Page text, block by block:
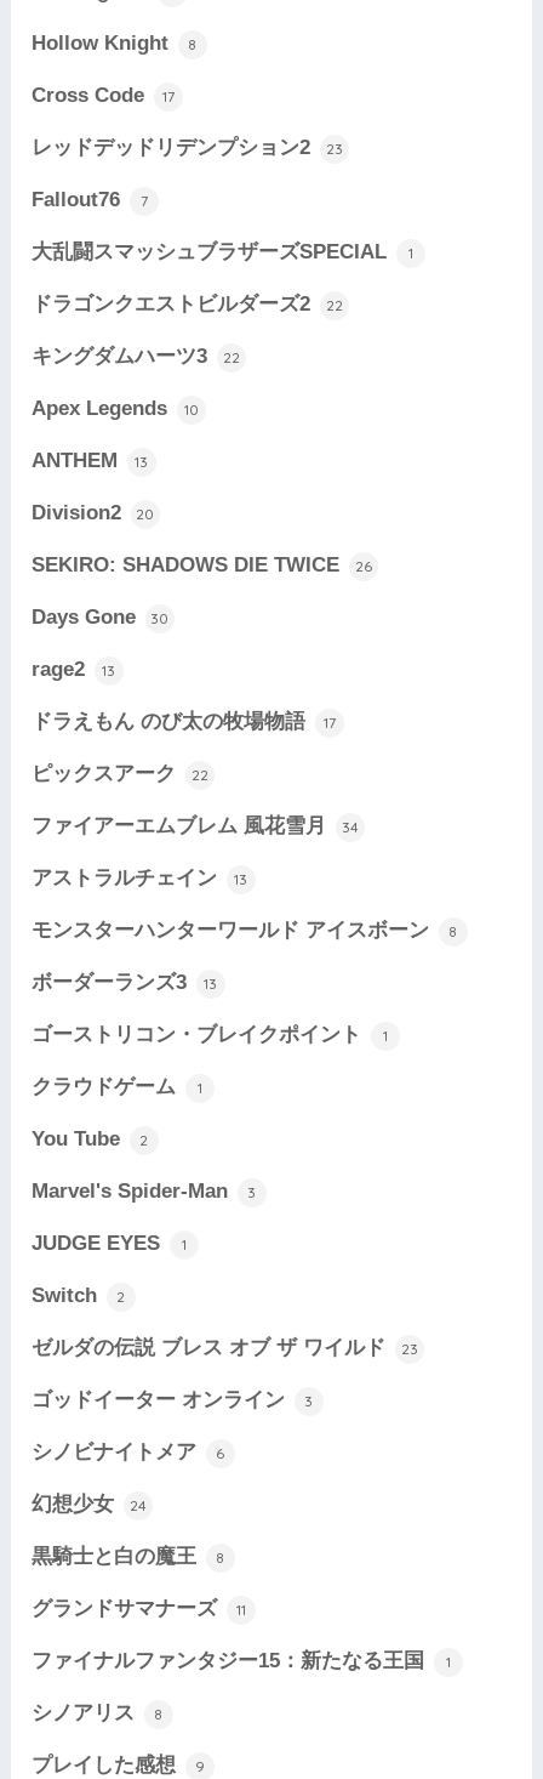
Hollow Knight 8
Cross Code 17
レッドデッドリデンプション2 23
Fallout76 7
大乱闘スマッシュブラザーズSPECIAL 1
ドラゴンクエストビルダーズ2 22
キングダムハーツ3 22
Apex Legends 10
ANTHEM 13
Division2 20
SEKIRO: SHADOWS DIE TWICE 26
Days Gone 30
rage2 13
ドラえもん のび太の牧場物語 17
ピックスアーク 22
ファイアーエムブレム 風花雪月 34
アストラルチェイン 13
モンスターハンターワールド アイスボーン 8
ボーダーランズ3 13
ゴーストリコン・ブレイクポイント 1
クラウドゲーム 1
You Tube 2
Marvel's Spider-Man 3
JUDGE EYES 1
Switch 2
ゼルダの伝説 ブレス オブ ザ ワイルド 23
ゴッドイーター オンライン 3
シノビナイトメア 6
幻想少女 24
黒騎士と白の魔王 8
グランドサマナーズ 11
ファイナルファンタジー15：新たなる王国 1
シノアリス 8
プレイした感想 9